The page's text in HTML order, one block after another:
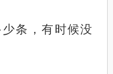
条，有时候没